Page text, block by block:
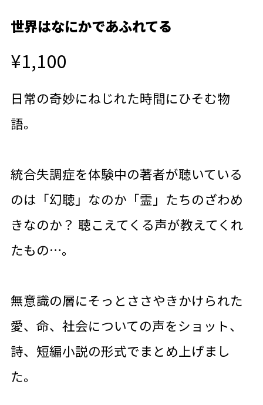
世界はなにかであふれてる
¥1,100
日常の奇妙にねじれた時間にひそむ物
語。
統合失調症を体験中の著者が聴いている
のは「幻聴」なのか「霊」たちのざわめ
きなのか？ 聴こえてくる声が教えてくれ
たもの…。
無意識の層にそっとささやきかけられた
愛、命、社会についての声をショット、
詩、短編小説の形式でまとめ上げまし
た。